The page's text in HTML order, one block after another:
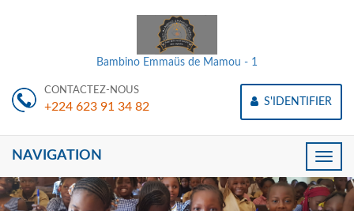
Bambino Emmaüs de Mamou - 1
CONTACTEZ-NOUS
+224 623 91 34 82 S'IDENTIFIER
Toggle
NAVIGATION